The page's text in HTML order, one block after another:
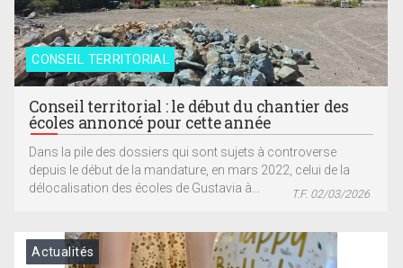
CONSEIL TERRITORIAL
Conseil territorial : le début du chantier des
écoles annoncé pour cette année
Dans la pile des dossiers qui sont sujets à controverse
depuis le début de la mandature, en mars 2022, celui de la
délocalisation des écoles de Gustavia à...
T.F. 02/03/2026
Actualités